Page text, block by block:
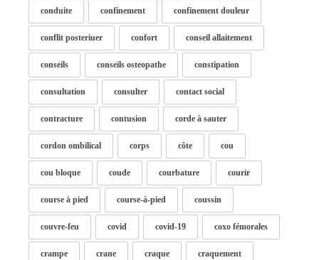
conduite confinement confinement douleur
conflit posteriuer confort conseil allaitement
conseils conseils osteopathe constipation
consultation consulter contact social
contracture contusion corde à sauter
cordon ombilical corps côte cou
cou bloque coude courbature courir
course à pied course-à-pied coussin
couvre-feu covid covid-19 coxo fémorales
crampe crane craque craquement